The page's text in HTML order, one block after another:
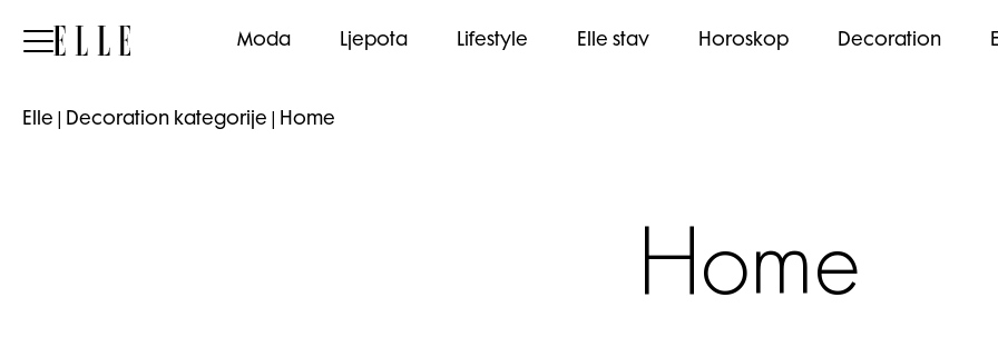
Elle Moda Ljepota Lifestyle Elle stav Horoskop Decoration
Elle Decoration kategorije Home
Home